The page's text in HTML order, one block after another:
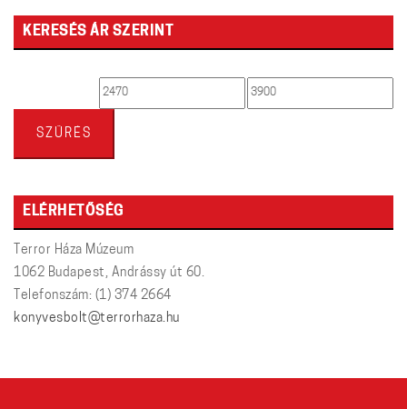
KERESÉS ÁR SZERINT
Min Max
SZŰRÉS
ELÉRHETŐSÉG
Terror Háza Múzeum
1062 Budapest, Andrássy út 60.
Telefonszám: (1) 374 2664
konyvesbolt@terrorhaza.hu